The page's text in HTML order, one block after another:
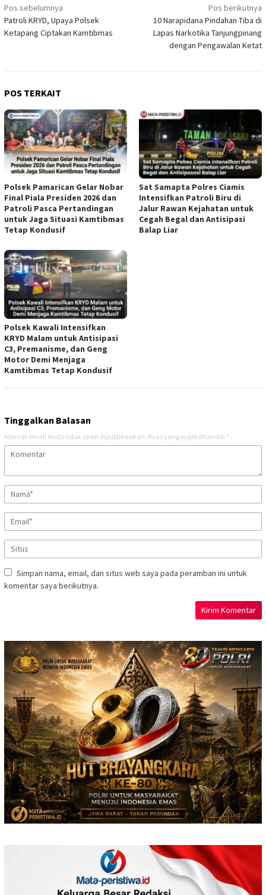
Navigasi
pos
Pos sebelumnya
Patroli KRYD, Upaya Polsek
Ketapang Ciptakan Kamtibmas
Pos berikutnya
10 Narapidana Pindahan Tiba di
Lapas Narkotika Tanjungpinang
dengan Pengawalan Ketat
POS TERKAIT
Polsek Pamarican Gelar Nobar
Final Piala Presiden 2026 dan
Patroli Pasca Pertandingan
untuk Jaga Situasi Kamtibmas
Tetap Kondusif
Sat Samapta Polres Ciamis
Intensifkan Patroli Biru di
Jalur Rawan Kejahatan untuk
Cegah Begal dan Antisipasi
Balap Liar
Polsek Kawali Intensifkan
KRYD Malam untuk Antisipasi
C3, Premanisme, dan Geng
Motor Demi Menjaga
Kamtibmas Tetap Kondusif
Tinggalkan Balasan
Alamat email Anda tidak akan dipublikasikan. Ruas yang wajib ditandai *
Simpan nama, email, dan situs web saya pada peramban ini untuk
komentar saya berikutnya.